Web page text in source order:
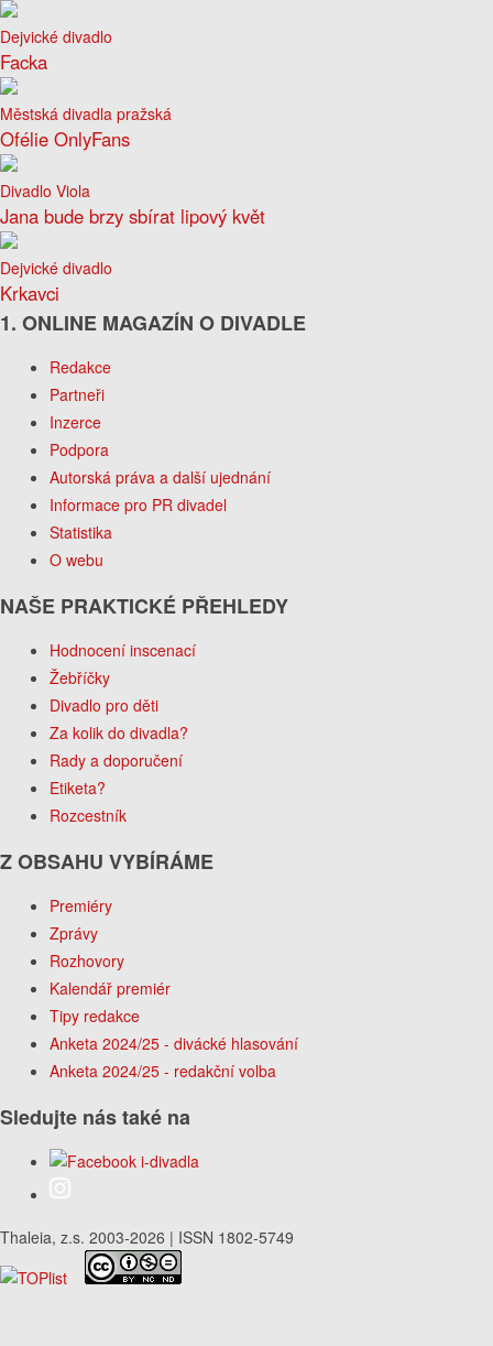
Dejvické divadlo
Facka
Městská divadla pražská
Ofélie OnlyFans
Divadlo Viola
Jana bude brzy sbírat lipový květ
Dejvické divadlo
Krkavci
1. ONLINE MAGAZÍN O DIVADLE
Redakce
Partneři
Inzerce
Podpora
Autorská práva a další ujednání
Informace pro PR divadel
Statistika
O webu
NAŠE PRAKTICKÉ PŘEHLEDY
Hodnocení inscenací
Žebříčky
Divadlo pro děti
Za kolik do divadla?
Rady a doporučení
Etiketa?
Rozcestník
Z OBSAHU VYBÍRÁME
Premiéry
Zprávy
Rozhovory
Kalendář premiér
Tipy redakce
Anketa 2024/25 - divácké hlasování
Anketa 2024/25 - redakční volba
Sledujte nás také na
Thaleia, z.s. 2003-2026 | ISSN 1802-5749